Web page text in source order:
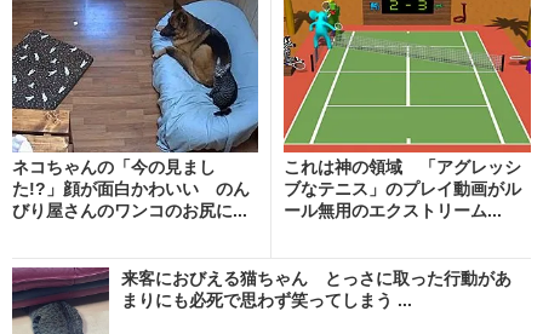
ネコちゃんの「今の見まし
た!?」顔が面白かわいい のん
びり屋さんのワンコのお尻に...
これは神の領域 「アグレッシ
ブなテニス」のプレイ動画がル
ール無用のエクストリーム...
来客におびえる猫ちゃん とっさに取った行動があ
まりにも必死で思わず笑ってしまう ...